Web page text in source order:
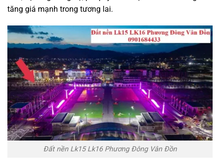
tăng giá mạnh trong tương lai.
Đất nền Lk15 Lk16 Phương Đông Vân Đồn